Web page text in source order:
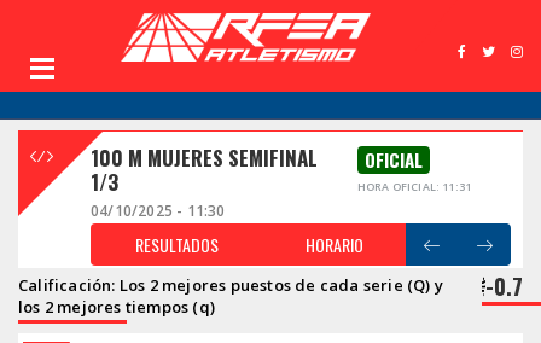
100 M MUJERES SEMIFINAL
1/3
OFICIAL
HORA OFICIAL: 11:31
04/10/2025 - 11:30
RESULTADOS HORARIO
Calificación: Los 2 mejores puestos de cada serie (Q) y
los 2 mejores tiempos (q)
-0.7